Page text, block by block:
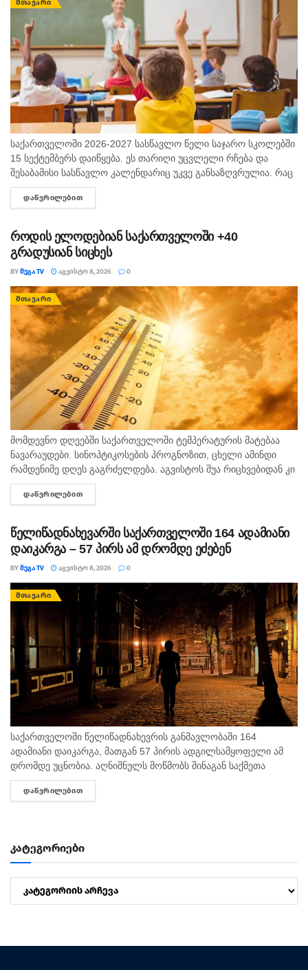
ᲛᲗᲐᲕᲐᲠᲘ
საქართველოში 2026-2027 სასწავლო წელი საჯარო სკოლებში
15 სექტემბერს დაიწყება. ეს თარიღი უცვლელი რჩება და
შესაბამისი სასწავლო კალენდარიც უკვე განსაზღვრულია. რაც
შეეხება საბავშვო ბაღებს, სასწავლო-სააღმზრდელო პროცესი
ასევე 15 სექტემბრიდან განახლდება. თბილისის...
ᲓᲐᲬᲕᲠᲘᲚᲔᲑᲘᲗ
როდის ელოდებიან საქართველოში +40
გრადუსიან სიცხეს
BYᲛᲔᲒᲐ TV ᲐᲒᲕᲘᲡᲢᲝ 8, 2026 0
ᲛᲗᲐᲕᲐᲠᲘ
მომდევნო დღეებში საქართველოში ტემპერატურის მატებაა
ნავარაუდები. სინოპტიკოსების პროგნოზით, ცხელი ამინდი
რამდენიმე დღეს გაგრძელდება. აგვისტოს შუა რიცხვებიდან კი
ტემპერატურა 40 გრადუსს მიაღწევს. "ტემპერატურამ აგვისტოს
თვეში შესაძლოა 35-40 გრადუსს მიაღწიოს, ანუ ამ...
ᲓᲐᲬᲕᲠᲘᲚᲔᲑᲘᲗ
წელიწადნახევარში საქართველოში 164 ადამიანი
დაიკარგა – 57 პირს ამ დრომდე ეძებენ
BYᲛᲔᲒᲐ TV ᲐᲒᲕᲘᲡᲢᲝ 8, 2026 0
ᲛᲗᲐᲕᲐᲠᲘ
საქართველოში წელიწადნახევრის განმავლობაში 164
ადამიანი დაიკარგა, მათგან 57 პირის ადგილსამყოფელი ამ
დრომდე უცნობია. აღნიშნულს მოწმობს შინაგან საქმეთა
სამინისტროს მიერ გამოქვეყნებული 2025 წლისა და 2026
წლის 6 თვის სტატისტიკური მონაცემები. ამასთან,...
ᲓᲐᲬᲕᲠᲘᲚᲔᲑᲘᲗ
კატეგორიები
კატეგორიები